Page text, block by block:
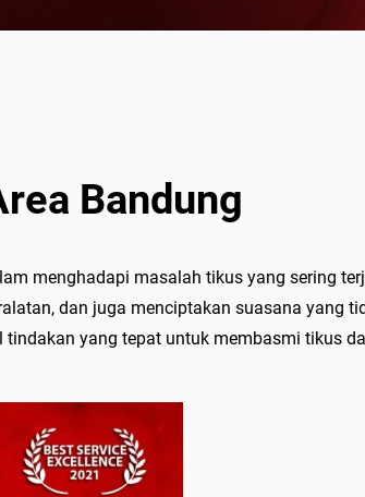
Bandung
menghadapi masalah tikus yang sering
dan juga menciptakan suasana yang
yang tepat untuk membasmi tikus